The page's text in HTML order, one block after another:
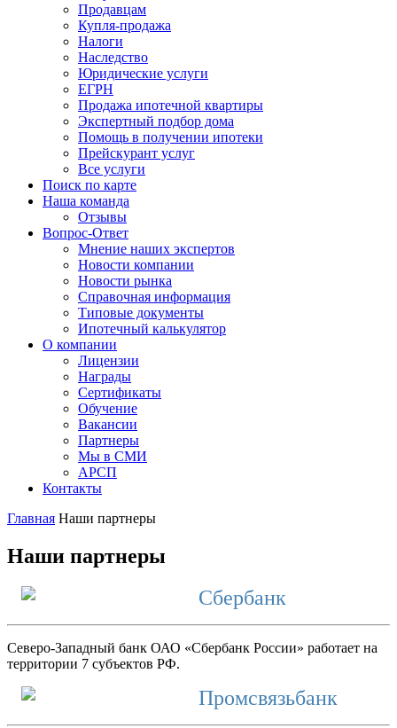
Продавцам
Купля-продажа
Налоги
Наследство
Юридические услуги
ЕГРН
Продажа ипотечной квартиры
Экспертный подбор дома
Помощь в получении ипотеки
Прейскурант услуг
Все услуги
Поиск по карте
Наша команда
Отзывы
Вопрос-Ответ
Мнение наших экспертов
Новости компании
Новости рынка
Справочная информация
Типовые документы
Ипотечный калькулятор
О компании
Лицензии
Награды
Сертификаты
Обучение
Вакансии
Партнеры
Мы в СМИ
АРСП
Контакты
Главная Наши партнеры
Наши партнеры
Сбербанк
Северо-Западный банк ОАО «Сбербанк России» работает на
территории 7 субъектов РФ.
Промсвязьбанк